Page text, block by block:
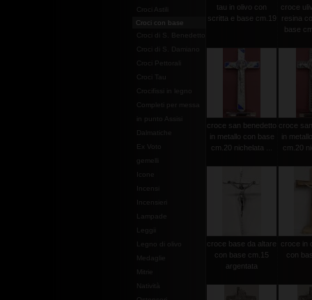
Croci Astili
Croci con base
Croci di S. Benedetto
Croci di S. Damiano
Croci Pettorali
Croci Tau
Crocifissi in legno
Completi per messa
in punto Assisi
Dalmatiche
Ex Voto
gemelli
Leggii
Legno di olivo
Medaglie
Mitrie
Natività
tau in olivo con
scritta e base cm.19
croce
resina
base
croce san benedetto
in metallo con base
cm.20 nichelata ...
croce
in
cm.20
croce base da altare
con base cm.15
argentata
croce in
con